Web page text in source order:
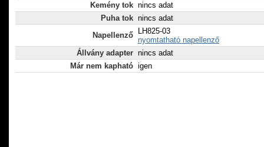
Kemény tok nincs adat
Puha tok nincs adat
Napellenző
LH825-03
nyomtatható napellenző
Állvány adapter nincs adat
Már nem kapható igen